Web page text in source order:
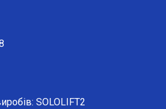
SOLOLIFT2